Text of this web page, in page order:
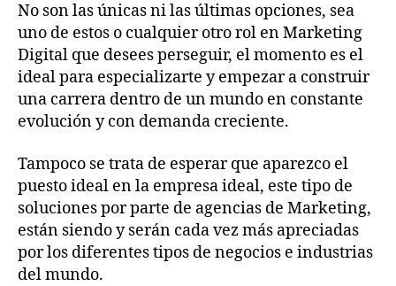
No son las únicas ni las últimas opciones, sea
uno de estos o cualquier otro rol en Marketing
Digital que desees perseguir, el momento es el
ideal para especializarte y empezar a construir
una carrera dentro de un mundo en constante
evolución y con demanda creciente.
Tampoco se trata de esperar que aparezco el
puesto ideal en la empresa ideal, este tipo de
soluciones por parte de agencias de Marketing,
están siendo y serán cada vez más apreciadas
por los diferentes tipos de negocios e industrias
del mundo.